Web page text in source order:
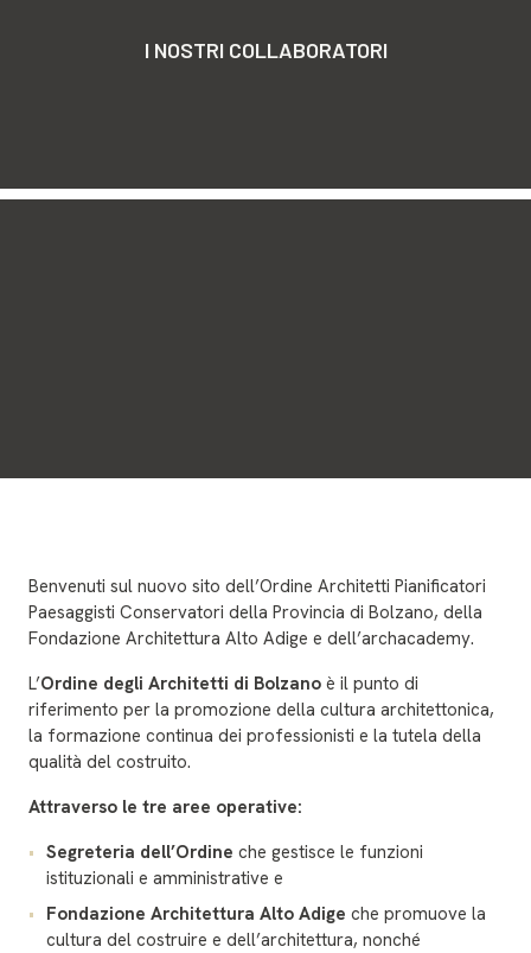
I NOSTRI COLLABORATORI
Benvenuti sul nuovo sito dell’Ordine Architetti Pianificatori
Paesaggisti Conservatori della Provincia di Bolzano, della
Fondazione Architettura Alto Adige e dell’archacademy.
L’Ordine degli Architetti di Bolzano è il punto di
riferimento per la promozione della cultura architettonica,
la formazione continua dei professionisti e la tutela della
qualità del costruito.
Attraverso le tre aree operative:
Segreteria dell’Ordine che gestisce le funzioni
istituzionali e amministrative e
Fondazione Architettura Alto Adige che promuove la
cultura del costruire e dell’architettura, nonché